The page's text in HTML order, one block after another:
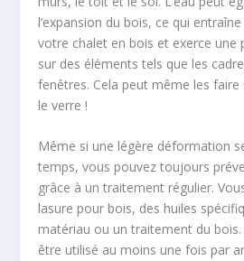
l’expansion du bois, ce qui
votre chalet en bois et exerce une
sur des éléments tels que les
fenêtres. Cela peut même les
le verre !
Même si une légère déformation
temps, vous pouvez toujours
grâce à un traitement régulier.
lasure pour bois, des huiles
matériau ou un traitement du bois.
être utilisé au moins une fois par